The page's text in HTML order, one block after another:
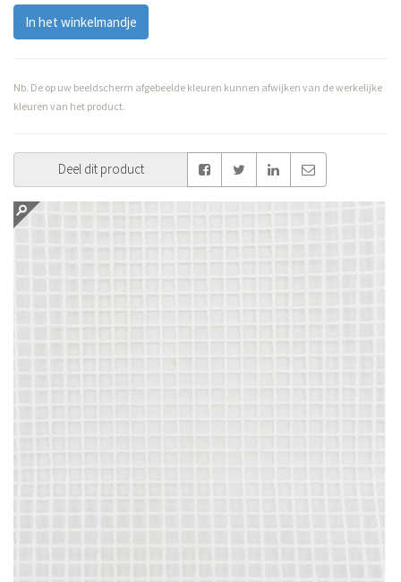
In het winkelmandje
Nb. De op uw beeldscherm afgebeelde kleuren kunnen afwijken van de werkelijke
kleuren van het product.
Deel dit product